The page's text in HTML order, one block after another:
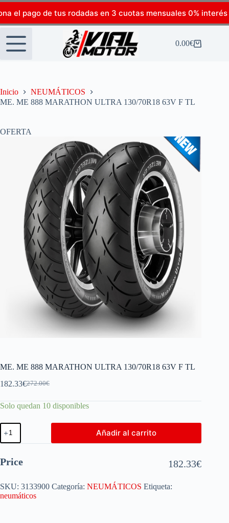
el pago de tus rodadas en 3 cuotas mensuales 0% interés
0.00€
Inicio
NEUMÁTICOS
ME. ME 888 MARATHON ULTRA 130/70R18 63V F TL
OFERTA
ME. ME 888 MARATHON ULTRA 130/70R18 63V F TL
272.00€
182.33€
Solo quedan 10 disponibles
Añadir al carrito
Price 182.33€
SKU: 3133900 Categoría: NEUMÁTICOS Etiqueta:
neumáticos